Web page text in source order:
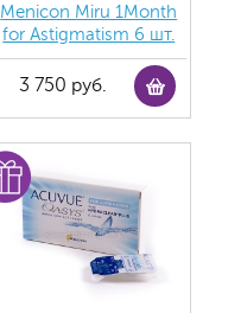
Menicon Miru 1Month
for Astigmatism 6 шт.
3 750 руб.